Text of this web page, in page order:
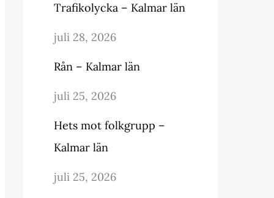
Trafikolycka – Kalmar län
juli 28, 2026
Rån – Kalmar län
juli 25, 2026
Hets mot folkgrupp –
Kalmar län
juli 25, 2026